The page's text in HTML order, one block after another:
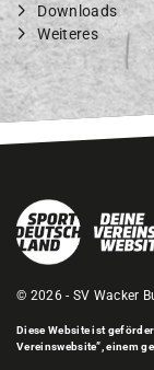
Downloads
Weiteres
© 2026 - SV Wacker
Diese Website ist
Vereinswebsite”, einem